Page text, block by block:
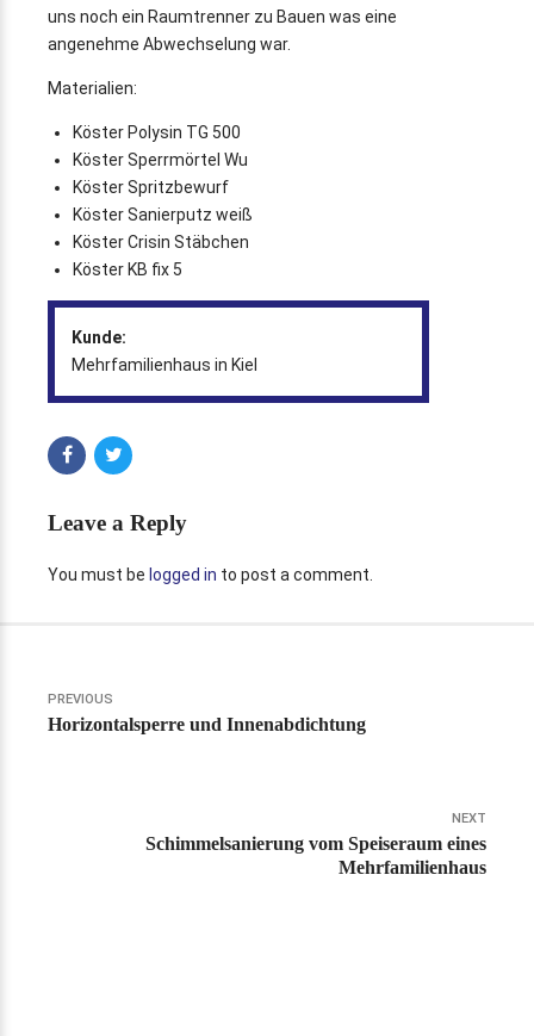
uns noch ein Raumtrenner zu Bauen was eine
angenehme Abwechselung war.
Materialien:
Köster Polysin TG 500
Köster Sperrmörtel Wu
Köster Spritzbewurf
Köster Sanierputz weiß
Köster Crisin Stäbchen
Köster KB fix 5
Kunde:
Mehrfamilienhaus in Kiel
Leave a Reply
You must be logged in to post a comment.
PREVIOUS
Horizontalsperre und Innenabdichtung
NEXT
Schimmelsanierung vom Speiseraum eines
Mehrfamilienhaus